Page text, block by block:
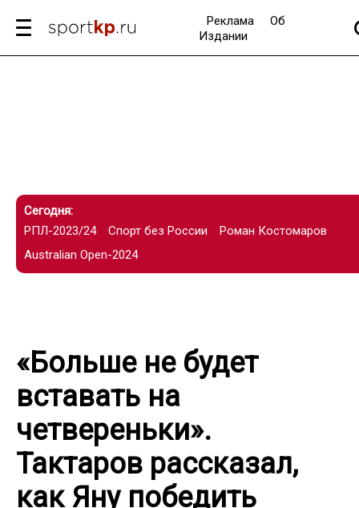
Реклама
Об
Издании
Сегодня:
РПЛ-2023/24
Спорт без России
Роман Костомаров
Australian Open-2024
«Больше не будет
вставать на
четвереньки».
Тактаров рассказал,
как Яну победить